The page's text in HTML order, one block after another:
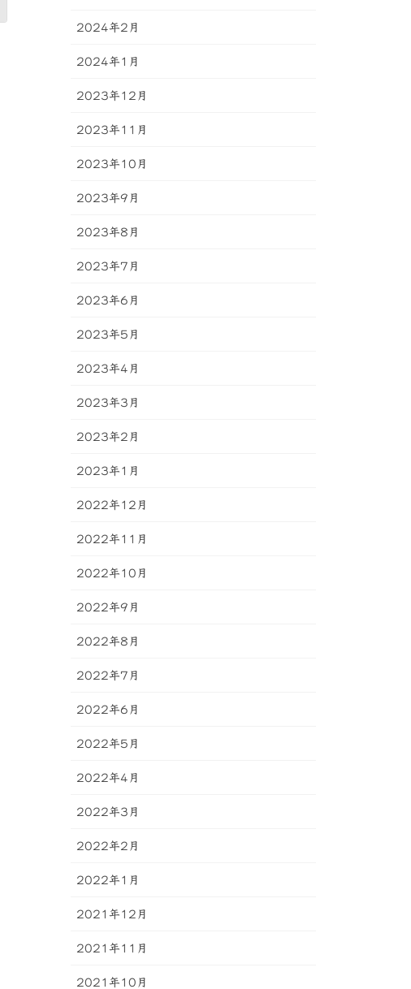
2024年2月
2024年1月
2023年12月
2023年11月
2023年10月
2023年9月
2023年8月
2023年7月
2023年6月
2023年5月
2023年4月
2023年3月
2023年2月
2023年1月
2022年12月
2022年11月
2022年10月
2022年9月
2022年8月
2022年7月
2022年6月
2022年5月
2022年4月
2022年3月
2022年2月
2022年1月
2021年12月
2021年11月
2021年10月